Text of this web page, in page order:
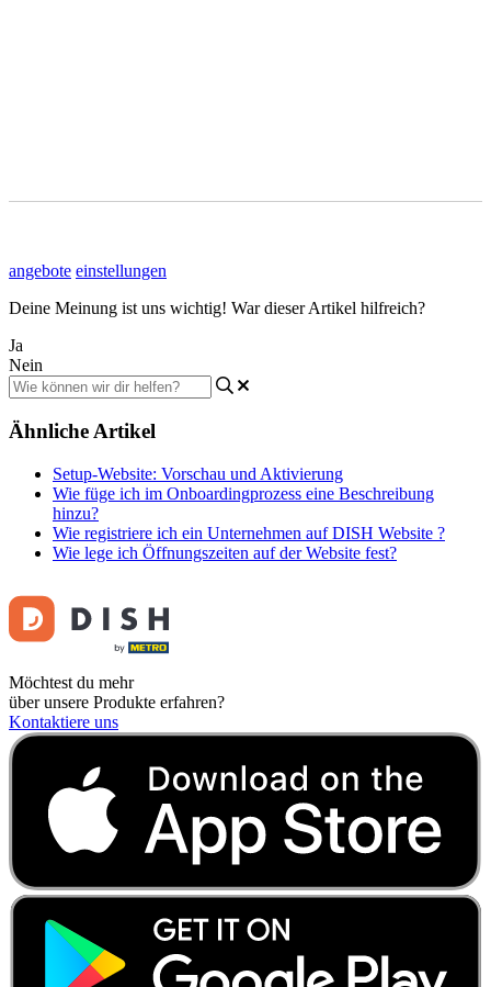
angebote einstellungen
Deine Meinung ist uns wichtig! War dieser Artikel hilfreich?
Ja
Nein
Ähnliche Artikel
Setup-Website: Vorschau und Aktivierung
Wie füge ich im Onboardingprozess eine Beschreibung
hinzu?
Wie registriere ich ein Unternehmen auf DISH Website ?
Wie lege ich Öffnungszeiten auf der Website fest?
Möchtest du mehr
über unsere Produkte erfahren?
Kontaktiere uns